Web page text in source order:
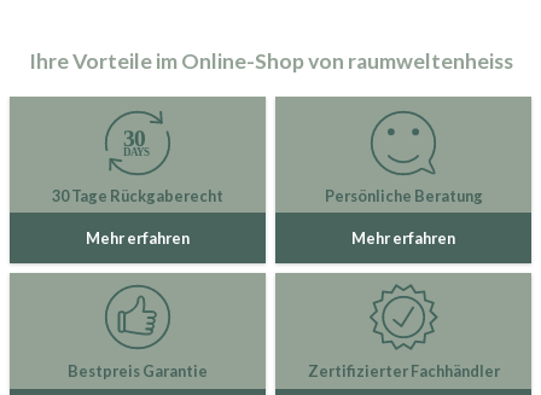
Ihre Vorteile im Online-Shop von raumweltenheiss
30 Tage Rückgaberecht
Mehr erfahren
Persönliche Beratung
Mehr erfahren
Bestpreis Garantie Zertifizierter Fachhändler